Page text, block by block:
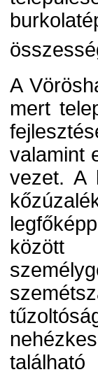
A
mert
valamint
vezet. A
között